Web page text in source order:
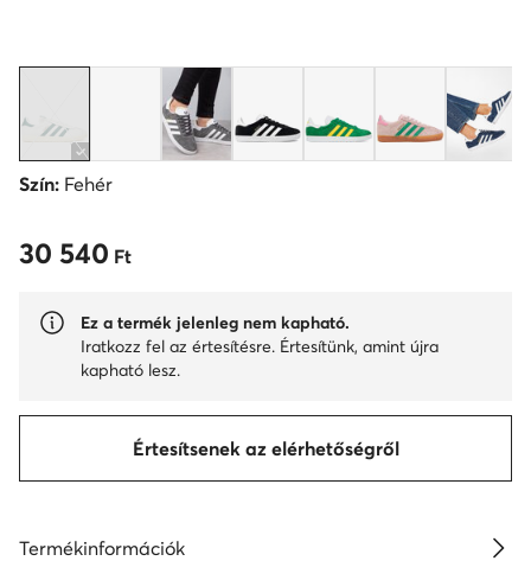
Szín: Fehér
30 540 Ft
30 540 Ft
Ez a termék jelenleg nem kapható.
Iratkozz fel az értesítésre. Értesítünk, amint újra
kapható lesz.
Értesítsenek az elérhetőségről
Termékinformációk